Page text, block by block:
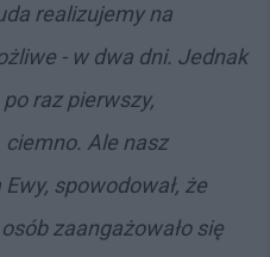
realizujemy na
- w dwa dni. Jednak
raz pierwszy,
ciemno. Ale nasz
spowodował, że
zaangażowało się